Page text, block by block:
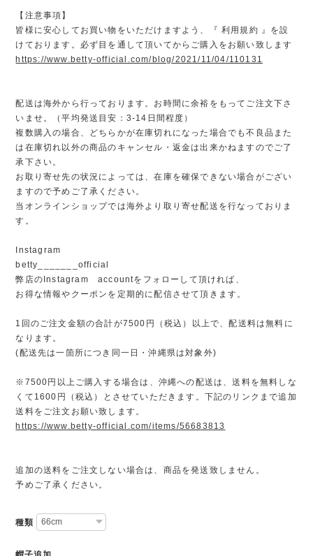
【注意事項】
皆様に安心してお買い物をいただけますよう、『 利用規約 』を設
けております。必ず目を通して頂いてからご購入をお願い致します
https://www.betty-official.com/blog/2021/11/04/110131
配送は海外から行っております。お時間に余裕をもってご注文下さ
いませ。（平均発送目安：3-14日間程度）
複数購入の場合、どちらかが在庫切れになった場合でも不良品また
は在庫切れ以外の商品のキャンセル・返金は出来かねますのでご了
承下さい。
お取り寄せ先の状況によっては、在庫を確保できない場合がござい
ますので予めご了承ください。
当オンラインショップでは海外より取り寄せ配送を行なっておりま
す。
Instagram
betty_______official
弊店のInstagram accountをフォローして頂ければ、
お得な情報やクーポンを定期的に配信させて頂きます。
1回のご注文金額の合計が7500円（税込）以上で、配送料は無料に
なります。
(配送先は一箇所につき同一日・沖縄県は対象外)
※7500円以上ご購入する場合は、沖縄への配送は、送料を無料しな
くて1600円（税込）とさせていただきます。下記のリンクまで追加
送料をご注文お願い致します。
https://www.betty-official.com/items/56683813
追加の送料をご注文しない場合は、商品を発送致しません。
予めご了承ください。
種類